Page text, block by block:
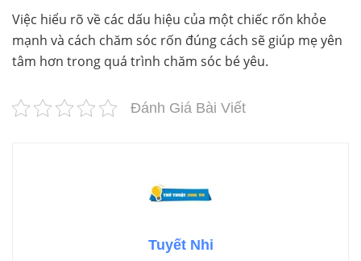
Việc hiểu rõ về các dấu hiệu của một chiếc rốn khỏe
mạnh và cách chăm sóc rốn đúng cách sẽ giúp mẹ yên
tâm hơn trong quá trình chăm sóc bé yêu.
Đánh Giá Bài Viết
Tuyết Nhi